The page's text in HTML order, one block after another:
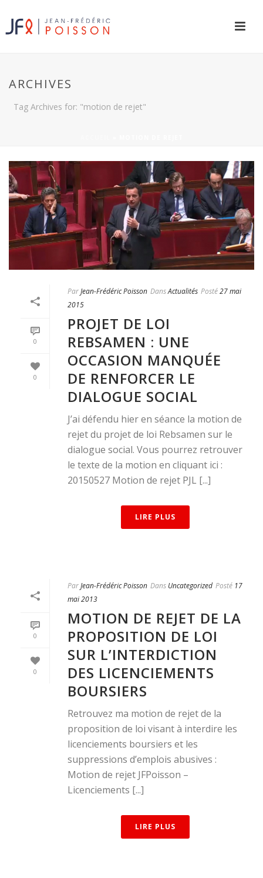
ARCHIVES
Tag Archives for: "motion de rejet"
0
0
ParJean-Frédéric Poisson DansActualités Posté27 mai
2015
PROJET DE LOI
REBSAMEN : UNE
OCCASION MANQUÉE
DE RENFORCER LE
DIALOGUE SOCIAL
J’ai défendu hier en séance la motion de
rejet du projet de loi Rebsamen sur le
dialogue social. Vous pourrez retrouver
le texte de la motion en cliquant ici :
20150527 Motion de rejet PJL [...]
LIRE PLUS
0
0
ParJean-Frédéric Poisson Dans Uncategorized Posté 17
mai 2013
MOTION DE REJET DE LA
PROPOSITION DE LOI
SUR L’INTERDICTION
DES LICENCIEMENTS
BOURSIERS
Retrouvez ma motion de rejet de la
proposition de loi visant à interdire les
licenciements boursiers et les
suppressions d’emplois abusives :
Motion de rejet JFPoisson –
Licenciements [...]
LIRE PLUS